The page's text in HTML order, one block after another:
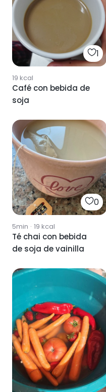
1
19 kcal
Café con bebida de
soja
0
5min · 19 kcal
Té chai con bebida
de soja de vainilla